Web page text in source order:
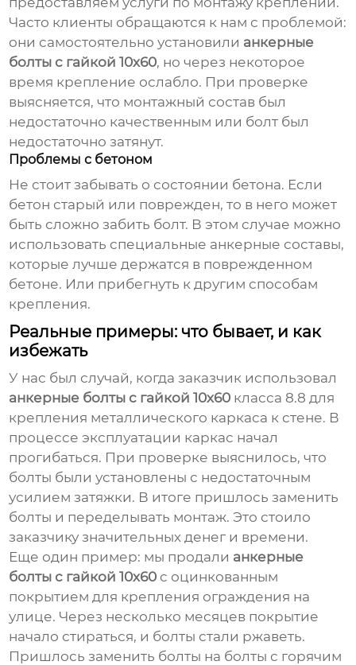
Часто клиенты обращаются к нам с проблемой:
они самостоятельно установили анкерные
болты с гайкой 10х60, но через некоторое
время крепление ослабло. При проверке
выясняется, что монтажный состав был
недостаточно качественным или болт был
недостаточно затянут.
Проблемы с бетоном
Не стоит забывать о состоянии бетона. Если
бетон старый или поврежден, то в него может
быть сложно забить болт. В этом случае можно
использовать специальные анкерные составы,
которые лучше держатся в поврежденном
бетоне. Или прибегнуть к другим способам
крепления.
Реальные примеры: что бывает, и как
избежать
У нас был случай, когда заказчик использовал
анкерные болты с гайкой 10х60 класса 8.8 для
крепления металлического каркаса к стене. В
процессе эксплуатации каркас начал
прогибаться. При проверке выяснилось, что
болты были установлены с недостаточным
усилием затяжки. В итоге пришлось заменить
болты и переделывать монтаж. Это стоило
заказчику значительных денег и времени.
Еще один пример: мы продали анкерные
болты с гайкой 10х60 с оцинкованным
покрытием для крепления ограждения на
улице. Через несколько месяцев покрытие
начало стираться, и болты стали ржаветь.
Пришлось заменить болты на болты с горячим